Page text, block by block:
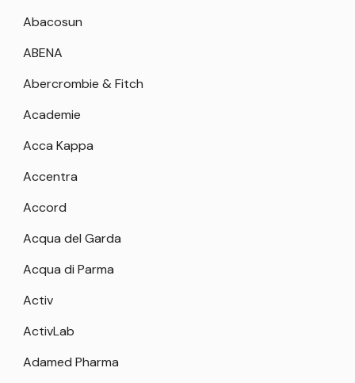
Abacosun
ABENA
Abercrombie & Fitch
Academie
Acca Kappa
Accentra
Accord
Acqua del Garda
Acqua di Parma
Activ
ActivLab
Adamed Pharma